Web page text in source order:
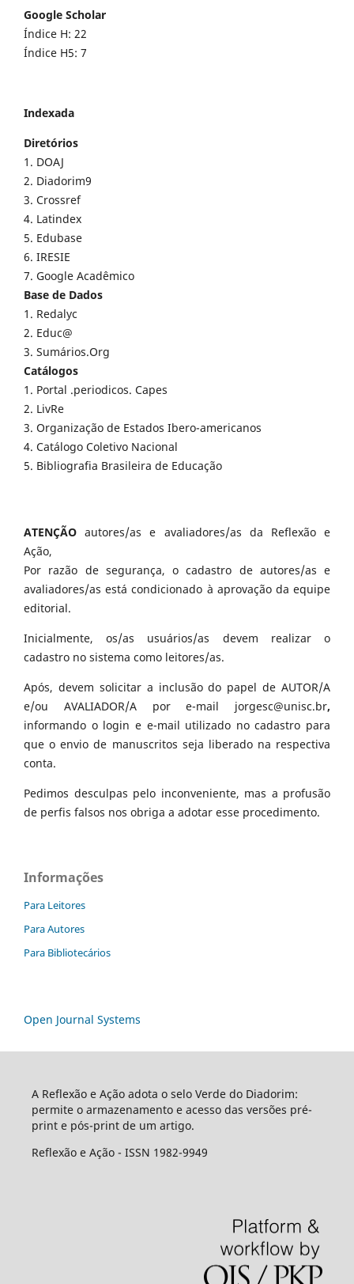
Google Scholar
Índice H: 22
Índice H5: 7
Indexada
Diretórios
1. DOAJ
2. Diadorim9
3. Crossref
4. Latindex
5. Edubase
6. IRESIE
7. Google Acadêmico
Base de Dados
1. Redalyc
2. Educ@
3. Sumários.Org
Catálogos
1. Portal .periodicos. Capes
2. LivRe
3. Organização de Estados Ibero-americanos
4. Catálogo Coletivo Nacional
5. Bibliografia Brasileira de Educação
ATENÇÃO autores/as e avaliadores/as da Reflexão e
Ação,
Por razão de segurança, o cadastro de autores/as e
avaliadores/as está condicionado à aprovação da equipe
editorial.
Inicialmente, os/as usuários/as devem realizar o
cadastro no sistema como leitores/as.
Após, devem solicitar a inclusão do papel de AUTOR/A
e/ou AVALIADOR/A por e-mail jorgesc@unisc.br,
informando o login e e-mail utilizado no cadastro para
que o envio de manuscritos seja liberado na respectiva
conta.
Pedimos desculpas pelo inconveniente, mas a profusão
de perfis falsos nos obriga a adotar esse procedimento.
Informações
Para Leitores
Para Autores
Para Bibliotecários
Open Journal Systems
A Reflexão e Ação adota o selo Verde do Diadorim:
permite o armazenamento e acesso das versões pré-
print e pós-print de um artigo.
Reflexão e Ação - ISSN 1982-9949